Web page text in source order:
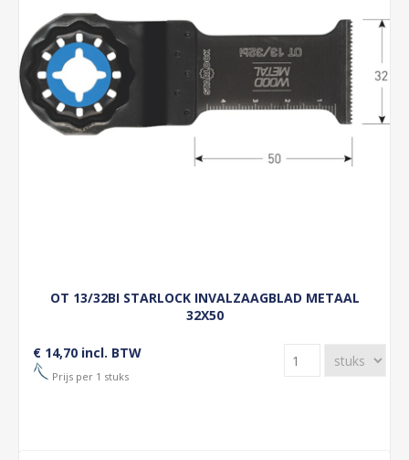
OT 13/32BI STARLOCK INVALZAAGBLAD METAAL
32X50
€ 14,70 incl. BTW
Prijs per 1 stuks